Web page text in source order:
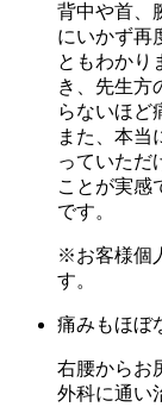
背中や首、
にいかず再
ともわかり
き、先生方
らないほど
また、本当
っていただ
ことが実感
です。
※お客様個
す。
痛みもほぼ
右腰からお
外科に通い